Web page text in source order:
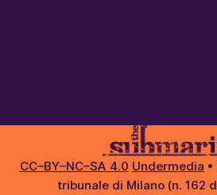
CC–BY–NC–SA 4.0 Undermedia
tribunale di Milano (n. 162